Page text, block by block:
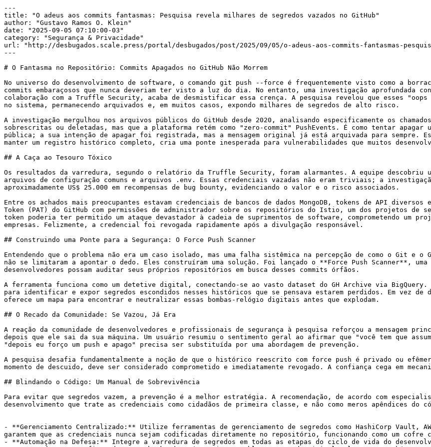
---
title: "O adeus aos commits fantasmas: Pesquisa revela milhares de segredos vazados no GitHub"
author: "Gustavo Ramos O. Klein"
date: "2025-09-05 07:10:00-03"
category: "Segurança & Privacidade"
url: "http://desbugados.scale.press/portal/desbugados/post/2025/09/05/o-adeus-aos-commits-fantasmas-
---
# O Fantasma no Repositório: Commits Apagados no GitHub Não Morrem
No universo do desenvolvimento de software, o comando git push --force é frequentemente visto como a
commits embaraçosos que nunca deveriam ter visto a luz do dia. No entanto, uma investigação aprofundada
colaboração com a Truffle Security, acaba de desmistificar essa crença. A pesquisa revelou que esses "oops
no sistema, permanecendo arquivados e, em muitos casos, expondo milhares de segredos de alto risco.
A investigação mergulhou nos arquivos públicos do GitHub desde 2020, analisando especificamente os
sobrescritas ou deletadas, mas que a plataforma retém como "zero-commit" PushEvents. É como tentar
pública; a sua intenção de apagar foi registrada, mas a mensagem original já está arquivada para sempre.
manter um registro histórico completo, cria uma ponte inesperada para vulnerabilidades que muitos
## A Caça ao Tesouro Tóxico
Os resultados da varredura, segundo o relatório da Truffle Security, foram alarmantes. A equipe descobriu
arquivos de configuração comuns e arquivos .env. Essas credenciais vazadas não eram triviais; a
aproximadamente US$ 25.000 em recompensas de bug bounty, evidenciando o valor e o risco associados.
Entre os achados mais preocupantes estavam credenciais de bancos de dados MongoDB, tokens de API
Token (PAT) do GitHub com permissões de administrador sobre os repositórios do Istio, um dos projetos de
token poderia ter permitido um ataque devastador à cadeia de suprimentos de software, comprometendo um
empresas. Felizmente, a credencial foi revogada rapidamente após a divulgação responsável.
## Construindo uma Ponte para a Segurança: O Force Push Scanner
Entendendo que o problema não era um caso isolado, mas uma falha sistêmica na percepção de como o Git
não se limitaram a apontar o dedo. Eles construíram uma solução. Foi lançado o **Force Push Scanner**,
desenvolvedores possam auditar seus próprios repositórios em busca desses commits órfãos.
A ferramenta funciona como um detetive digital, conectando-se ao vasto dataset do GH Archive via
para identificar e expor segredos escondidos nesses históricos que se pensava estarem perdidos. Em vez de
oferece um mapa para encontrar e neutralizar essas bombas-relógio digitais antes que explodam.
## O Recado da Comunidade: Se Vazou, Já Era
A reação da comunidade de desenvolvedores e profissionais de segurança à pesquisa reforçou a mensagem
depois que ele sai da sua máquina. Um usuário resumiu o sentimento geral ao afirmar que "você tem que
"depois eu forço um push e apago" precisa ser substituída por uma abordagem de prevenção.
A pesquisa desafia fundamentalmente a noção de que o histórico reescrito com force push é privado ou
momento de descuido, deve ser considerado comprometido e imediatamente revogado. A confiança cega em
## Blindando o Código: Um Manual de Sobrevivência
Para evitar que segredos vazem, a prevenção é a melhor estratégia. A recomendação, de acordo com
desenvolvimento que trate as credenciais como cidadãos de primeira classe, e não como meros apêndices do
- **Gerenciamento Centralizado:** Utilize ferramentas de gerenciamento de segredos como HashiCorp Vault,
garantem que as credenciais nunca sejam codificadas diretamente no repositório, funcionando como um
- **Automação na Defesa:** Integre a varredura de segredos em todas as etapas do ciclo de vida do